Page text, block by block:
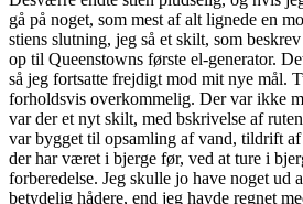
gå på noget, som mest af alt lignede en
stiens slutning, jeg så et skilt, som
op til Queenstowns første el-generator.
så jeg fortsatte frejdigt mod mit nye mål.
forholdsvis overkommelig. Der var ikke
var der et nyt skilt, med bskrivelse af
var bygget til opsamling af vand, tildrift af
der har været i bjerge før, ved at ture i
forberedelse. Jeg skulle jo have noget ud
betydelig hådere, end jeg havde regnet